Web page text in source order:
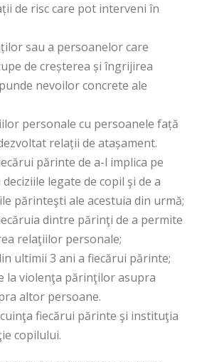
de risc care pot interveni în
sau a persoanelor care
de creșterea și îngrijirea
nevoilor concrete ale
personale cu persoanele față
relații de atașament.
părinte de a-l implica pe
legate de copil şi de a
părinteşti ale acestuia din urmă;
dintre părinţi de a permite
relaţiilor personale;
ultimii 3 ani a fiecărui părinte;
la violenţa părinţilor asupra
altor persoane.
fiecărui părinte şi instituţia
copilului.